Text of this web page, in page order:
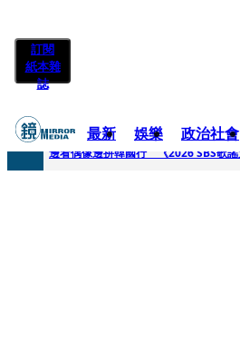
訂閱
紙本雜
誌
最新 娛樂 政治社會
快訊